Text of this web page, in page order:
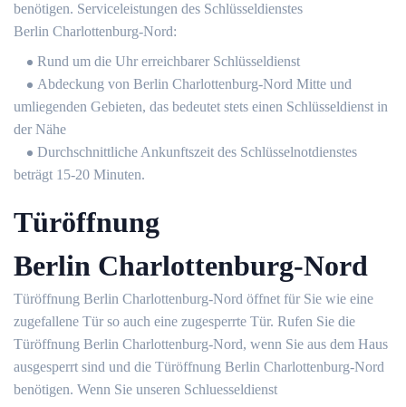
benötigen. Serviceleistungen des Schlüsseldienstes
Berlin Charlottenburg-Nord:
Rund um die Uhr erreichbarer Schlüsseldienst
Abdeckung von Berlin Charlottenburg-Nord Mitte und
umliegenden Gebieten, das bedeutet stets einen Schlüsseldienst in
der Nähe
Durchschnittliche Ankunftszeit des Schlüsselnotdienstes
beträgt 15-20 Minuten.
Türöffnung
Berlin Charlottenburg-Nord
Türöffnung Berlin Charlottenburg-Nord öffnet für Sie wie eine
zugefallene Tür so auch eine zugesperrte Tür. Rufen Sie die
Türöffnung Berlin Charlottenburg-Nord, wenn Sie aus dem Haus
ausgesperrt sind und die Türöffnung Berlin Charlottenburg-Nord
benötigen. Wenn Sie unseren Schluesseldienst